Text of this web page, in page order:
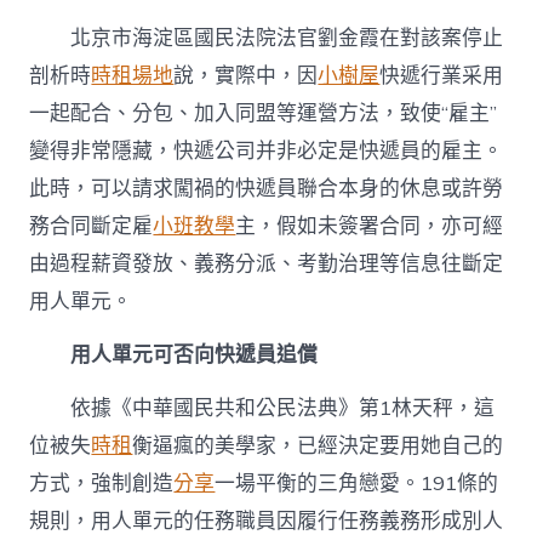
北京市海淀區國民法院法官劉金霞在對該案停止
剖析時時租場地說，實際中，因小樹屋快遞行業采用
一起配合、分包、加入同盟等運營方法，致使“雇主”
變得非常隱藏，快遞公司并非必定是快遞員的雇主。
此時，可以請求闖禍的快遞員聯合本身的休息或許勞
務合同斷定雇小班教學主，假如未簽署合同，亦可經
由過程薪資發放、義務分派、考勤治理等信息往斷定
用人單元。
用人單元可否向快遞員追償
依據《中華國民共和公民法典》第1林天秤，這
位被失時租衡逼瘋的美學家，已經決定要用她自己的
方式，強制創造分享一場平衡的三角戀愛。191條的
規則，用人單元的任務職員因履行任務義務形成別人